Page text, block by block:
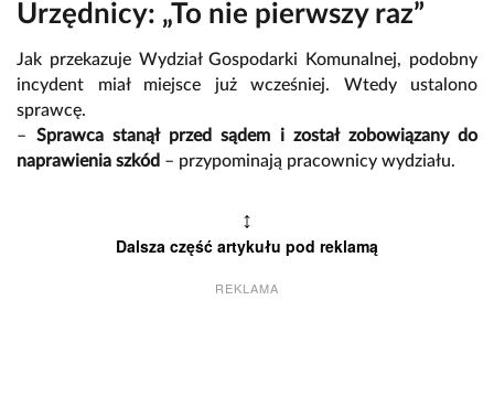
Urzędnicy: „To nie pierwszy raz”
Jak przekazuje Wydział Gospodarki Komunalnej, podobny
incydent miał miejsce już wcześniej. Wtedy ustalono
sprawcę.
– Sprawca stanął przed sądem i został zobowiązany do
naprawienia szkód – przypominają pracownicy wydziału.
↕
Dalsza część artykułu pod reklamą
REKLAMA